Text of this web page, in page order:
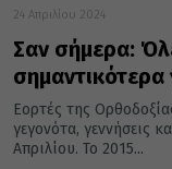
24 Απριλίου 2024
Σαν σήμερα:
σημαντικότερα
Εορτές της
γεγονότα, γεννήσεις
Απριλίου. Το 2015...